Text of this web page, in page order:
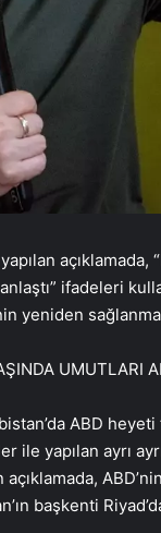
ifadeleri
yeniden
UMUTLARI
ABD
ile yapılan ayrı
açıklamada,
başkenti